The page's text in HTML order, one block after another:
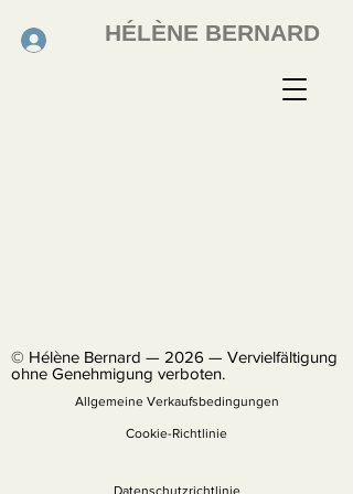
HÉLÈNE BERNARD
© Hélène Bernard — 2026 — Vervielfältigung
ohne Genehmigung verboten.
Allgemeine Verkaufsbedingungen
Cookie-Richtlinie
Datenschutzrichtlinie